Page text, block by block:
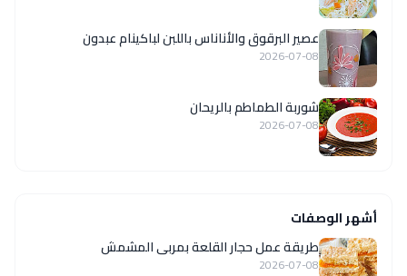
عصير البرقوق والأناناس باللبن لباكينام عبدون
2026-07-08
شوربة الطماطم بالريحان
2026-07-08
أشهر الوصفات
طريقة عمل حجار القلعة بمربى المشمش
2026-07-08